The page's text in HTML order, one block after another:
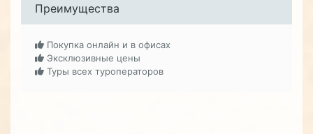
Преимущества
Покупка онлайн и в офисах
Эксклюзивные цены
Туры всех туроператоров